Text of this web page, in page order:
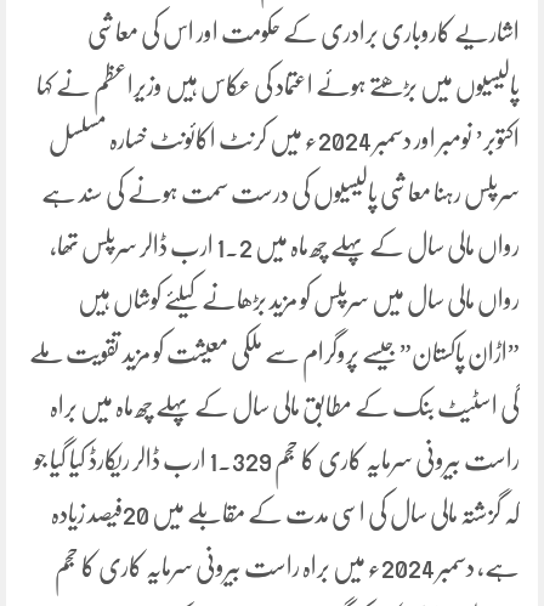
اشاریے کاروباری برادری کے حکومت اور اس کی معاشی
پالیسیوں میں بڑھتے ہوئے اعتماد کی عکاس ہیں وزیراعظم نے کہا
اکتوبر’ نومبر اور دسمبر 2024ء میں کرنٹ اکائونٹ خسارہ مسلسل
سرپلس رہنا معاشی پالیسیوں کی درست سمت ہونے کی سند ہے
رواں مالی سال کے پہلے چھ ماہ میں 1.2 ارب ڈالر سرپلس تھا،
رواں مالی سال میں سرپلس کو مزید بڑھانے کیلئے کوشاں ہیں
”اڑان پاکستان” جیسے پروگرام سے ملکی معیشت کو مزید تقویت ملے
گی اسٹیٹ بنک کے مطابق مالی سال کے پہلے چھ ماہ میں براہ
راست بیرونی سرمایہ کاری کا حجم 1.329 ارب ڈالر ریکارڈ کیا گیا جو
کہ گزشتہ مالی سال کی اسی مدت کے مقابلے میں 20فیصد زیادہ
ہے، دسمبر 2024ء میں براہ راست بیرونی سرمایہ کاری کا حجم